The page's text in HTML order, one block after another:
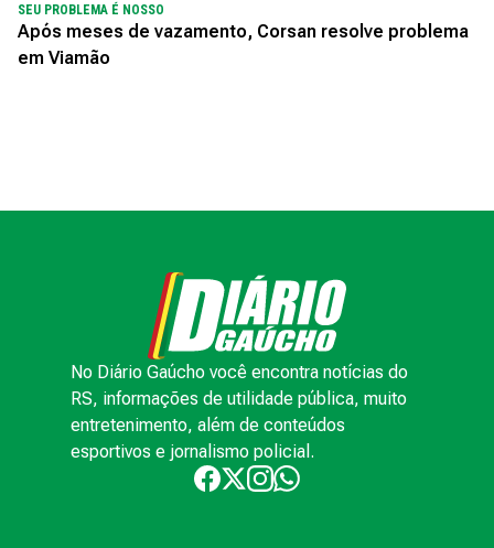
SEU PROBLEMA É NOSSO
Após meses de vazamento, Corsan resolve problema
em Viamão
No Diário Gaúcho você encontra notícias do
RS, informações de utilidade pública, muito
entretenimento, além de conteúdos
esportivos e jornalismo policial.